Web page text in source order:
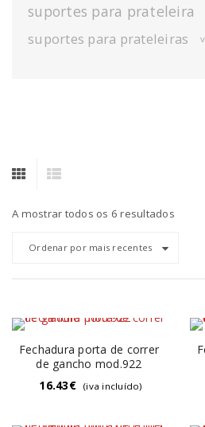
suportes para prateleira
suportes para prateleiras
A mostrar todos os 6 resultados
Ordenar por mais recentes
Fechadura porta de correr
de gancho mod.922
16.43€ (iva incluído)